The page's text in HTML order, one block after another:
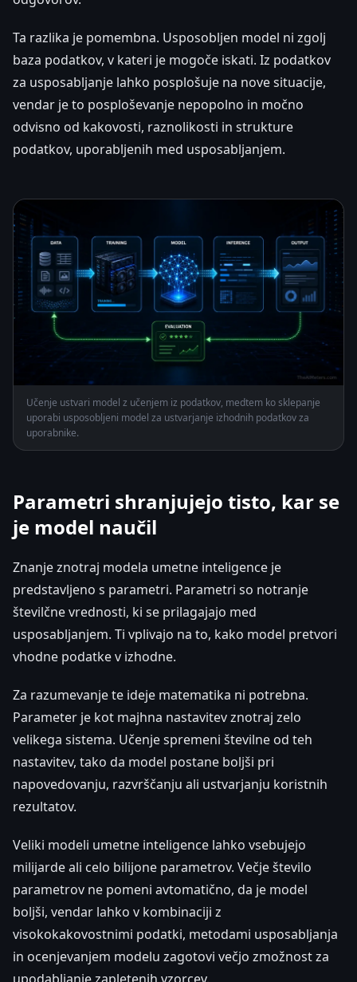
Ta razlika je pomembna. Usposobljen model ni zgolj
baza podatkov, v kateri je mogoče iskati. Iz podatkov
za usposabljanje lahko posplošuje na nove situacije,
vendar je to posploševanje nepopolno in močno
odvisno od kakovosti, raznolikosti in strukture
podatkov, uporabljenih med usposabljanjem.
Učenje ustvari model z učenjem iz podatkov, medtem ko sklepanje
uporabi usposobljeni model za ustvarjanje izhodnih podatkov za
uporabnike.
Parametri shranjujejo tisto, kar se
je model naučil
Znanje znotraj modela umetne inteligence je
predstavljeno s parametri. Parametri so notranje
številčne vrednosti, ki se prilagajajo med
usposabljanjem. Ti vplivajo na to, kako model pretvori
vhodne podatke v izhodne.
Za razumevanje te ideje matematika ni potrebna.
Parameter je kot majhna nastavitev znotraj zelo
velikega sistema. Učenje spremeni številne od teh
nastavitev, tako da model postane boljši pri
napovedovanju, razvrščanju ali ustvarjanju koristnih
rezultatov.
Veliki modeli umetne inteligence lahko vsebujejo
milijarde ali celo bilijone parametrov. Večje število
parametrov ne pomeni avtomatično, da je model
boljši, vendar lahko v kombinaciji z
visokokakovostnimi podatki, metodami usposabljanja
in ocenjevanjem modelu zagotovi večjo zmožnost za